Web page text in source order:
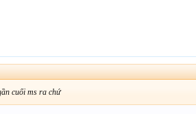
cuối ms ra chứ